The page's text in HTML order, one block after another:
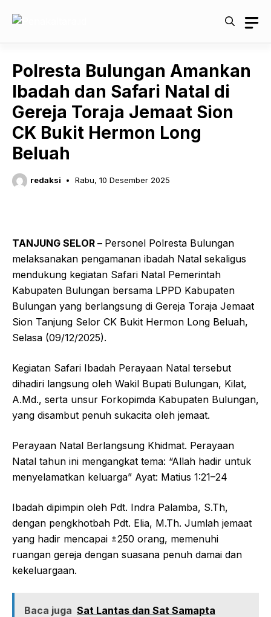
Polresta Bulungan Amankan
Ibadah dan Safari Natal di
Gereja Toraja Jemaat Sion
CK Bukit Hermon Long
Beluah
redaksi Rabu, 10 Desember 2025
TANJUNG SELOR – Personel Polresta Bulungan
melaksanakan pengamanan ibadah Natal sekaligus
mendukung kegiatan Safari Natal Pemerintah
Kabupaten Bulungan bersama LPPD Kabupaten
Bulungan yang berlangsung di Gereja Toraja Jemaat
Sion Tanjung Selor CK Bukit Hermon Long Beluah,
Selasa (09/12/2025).
Kegiatan Safari Ibadah Perayaan Natal tersebut
dihadiri langsung oleh Wakil Bupati Bulungan, Kilat,
A.Md., serta unsur Forkopimda Kabupaten Bulungan,
yang disambut penuh sukacita oleh jemaat.
Perayaan Natal Berlangsung Khidmat. Perayaan
Natal tahun ini mengangkat tema: “Allah hadir untuk
menyelamatkan keluarga” Ayat: Matius 1:21–24
Ibadah dipimpin oleh Pdt. Indra Palamba, S.Th,
dengan pengkhotbah Pdt. Elia, M.Th. Jumlah jemaat
yang hadir mencapai ±250 orang, memenuhi
ruangan gereja dengan suasana penuh damai dan
kekeluargaan.
Baca juga Sat Lantas dan Sat Samapta